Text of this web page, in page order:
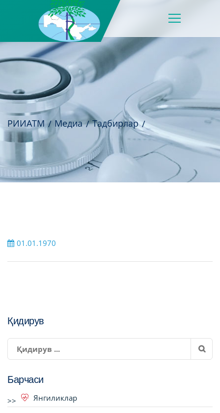
РИИАТМ Медиа Тадбирлар
Қидирув
Барчаси
Янгиликлар
01.01.1970